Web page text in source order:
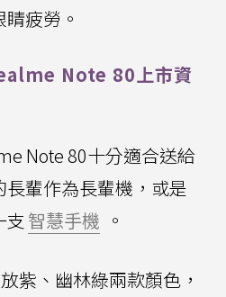
疲勞。
Note 80上市資
Note 80十分適合送給
輩作為長輩機，或是
支 智慧手機 。
紫、幽林綠兩款顏色，